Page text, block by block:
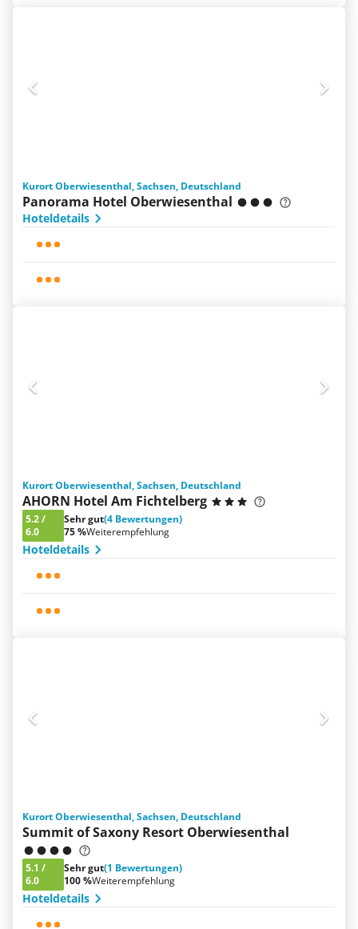
Kurort Oberwiesenthal, Sachsen, Deutschland
Panorama Hotel Oberwiesenthal
Hoteldetails
Kurort Oberwiesenthal, Sachsen, Deutschland
AHORN Hotel Am Fichtelberg
5.2/
6.0
Sehr gut(4 Bewertungen)
75 %Weiterempfehlung
Hoteldetails
Kurort Oberwiesenthal, Sachsen, Deutschland
Summit of Saxony Resort Oberwiesenthal
5.1 /
6.0
Sehr gut(1 Bewertungen)
100 %Weiterempfehlung
Hoteldetails